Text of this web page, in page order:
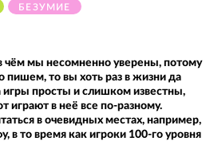
БЕЗУМИЕ
чём мы несомненно уверены, потому
пишем, то вы хоть раз в жизни да
игры просты и слишком известны,
играют в неё все по-разному.
в очевидных местах, например,
в то время как игроки 100-го уровня